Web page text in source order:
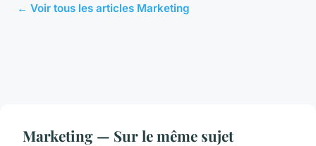
← Voir tous les articles Marketing
Marketing — Sur le même sujet